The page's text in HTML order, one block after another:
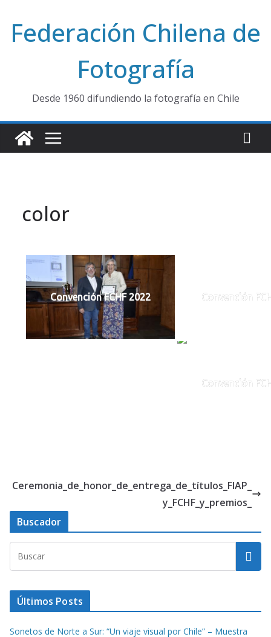
contenido
Federación Chilena de
Fotografía
Desde 1960 difundiendo la fotografía en Chile
color
Convención FCHF 2022 Convención
Convención
Ceremonia_de_honor_de_entrega_de_títulos_FIAP_
y_FCHF_y_premios_
Buscador
Últimos Posts
Sonetos de Norte a Sur: “Un viaje visual por Chile” – Muestra